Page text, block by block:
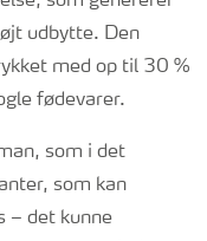
udbytte. Den
med op til 30 %
fødevarer.
som i det
som kan
– det kunne